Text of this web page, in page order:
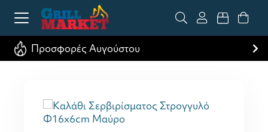
Προσφορές Αυγούστου